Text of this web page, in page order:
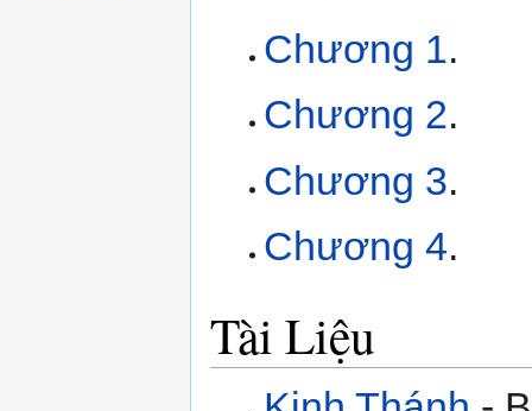
Chương 1.
Chương 2.
Chương 3.
Chương 4.
Tài Liệu